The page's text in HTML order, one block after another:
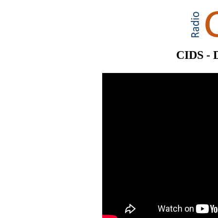
CIDS -